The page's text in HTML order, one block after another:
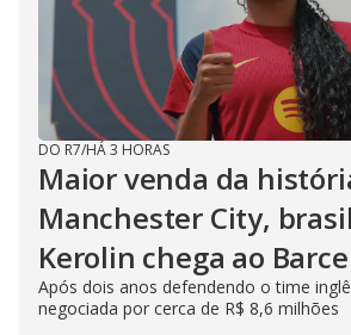
DO R7/HÁ 3 HORAS
Maior venda da
Manchester City,
Kerolin chega ao
Após dois anos defendendo o time
negociada por cerca de R$ 8,6 milhões